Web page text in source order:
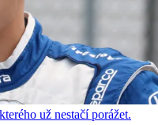
už nestačí porážet.